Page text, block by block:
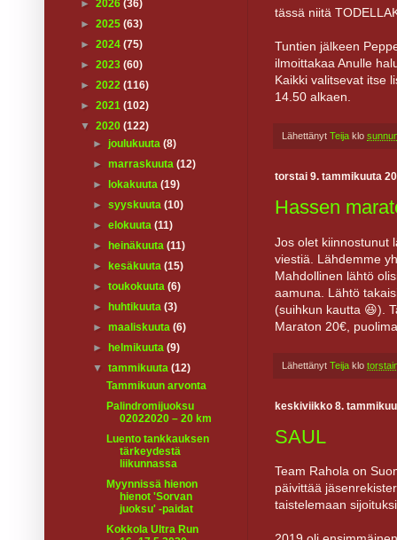
tässä niitä
Tuntien jälkeen
ilmoittakaa Anulle
Kaikki valitsevat itse
14.50 alkaen.
Lähettänyt Teija klo
torstai 9. tammikuuta
Hassen
Jos olet kiinnostunut
viestiä. Lähdemme
Mahdollinen lähtö
aamuna. Lähtö
(suihkun kautta 😆).
Maraton 20€,
Lähettänyt Teija klo
keskiviikko 8.
SAUL
Team Rahola on
päivittää
taistelemaan
► 2026 (36)
► 2025 (63)
► 2024 (75)
► 2023 (60)
► 2022 (116)
► 2021 (102)
▼ 2020 (122)
►joulukuuta(8)
►marraskuuta(12)
►
lokakuuta(19)
►syyskuuta(10)
►elokuuta(11)
►
heinäkuuta(11)
►
kesäkuuta(15)
►toukokuuta(6)
►
huhtikuuta(3)
►maaliskuuta(6)
►
helmikuuta(9)
▼tammikuuta(12)
Tammikuun arvonta
Palindromijuoksu
02022020 – 20 km
Luento tankkauksen
tärkeydestä
liikunnassa
Myynnissä hienon
hienot 'Sorvan
juoksu' -paidat
Kokkola Ultra Run